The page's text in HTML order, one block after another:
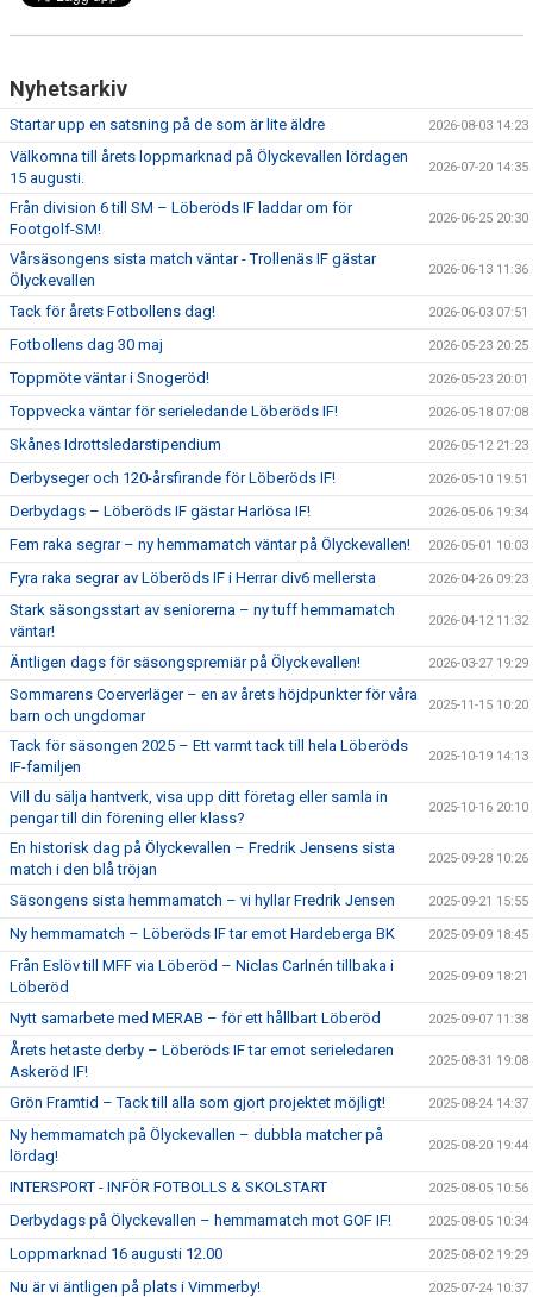
Nyhetsarkiv
Startar upp en satsning på de som är lite äldre 2026-08-03 14:23
Välkomna till årets loppmarknad på Ölyckevallen lördagen
15 augusti.
2026-07-20 14:35
Från division 6 till SM – Löberöds IF laddar om för
Footgolf-SM!
2026-06-25 20:30
Vårsäsongens sista match väntar - Trollenäs IF gästar
Ölyckevallen
2026-06-13 11:36
Tack för årets Fotbollens dag! 2026-06-03 07:51
Fotbollens dag 30 maj 2026-05-23 20:25
Toppmöte väntar i Snogeröd! 2026-05-23 20:01
Toppvecka väntar för serieledande Löberöds IF! 2026-05-18 07:08
Skånes Idrottsledarstipendium 2026-05-12 21:23
Derbyseger och 120-årsfirande för Löberöds IF! 2026-05-10 19:51
Derbydags – Löberöds IF gästar Harlösa IF! 2026-05-06 19:34
Fem raka segrar – ny hemmamatch väntar på Ölyckevallen! 2026-05-01 10:03
Fyra raka segrar av Löberöds IF i Herrar div6 mellersta 2026-04-26 09:23
Stark säsongsstart av seniorerna – ny tuff hemmamatch
väntar!
2026-04-12 11:32
Äntligen dags för säsongspremiär på Ölyckevallen! 2026-03-27 19:29
Sommarens Coerverläger – en av årets höjdpunkter för våra
barn och ungdomar
2025-11-15 10:20
Tack för säsongen 2025 – Ett varmt tack till hela Löberöds
IF-familjen
2025-10-19 14:13
Vill du sälja hantverk, visa upp ditt företag eller samla in
pengar till din förening eller klass?
2025-10-16 20:10
En historisk dag på Ölyckevallen – Fredrik Jensens sista
match i den blå tröjan
2025-09-28 10:26
Säsongens sista hemmamatch – vi hyllar Fredrik Jensen 2025-09-21 15:55
Ny hemmamatch – Löberöds IF tar emot Hardeberga BK 2025-09-09 18:45
Från Eslöv till MFF via Löberöd – Niclas Carlnén tillbaka i
Löberöd
2025-09-09 18:21
Nytt samarbete med MERAB – för ett hållbart Löberöd 2025-09-07 11:38
Årets hetaste derby – Löberöds IF tar emot serieledaren
Askeröd IF!
2025-08-31 19:08
Grön Framtid – Tack till alla som gjort projektet möjligt! 2025-08-24 14:37
Ny hemmamatch på Ölyckevallen – dubbla matcher på
lördag!
2025-08-20 19:44
INTERSPORT - INFÖR FOTBOLLS & SKOLSTART 2025-08-05 10:56
Derbydags på Ölyckevallen – hemmamatch mot GOF IF! 2025-08-05 10:34
Loppmarknad 16 augusti 12.00 2025-08-02 19:29
Nu är vi äntligen på plats i Vimmerby! 2025-07-24 10:37